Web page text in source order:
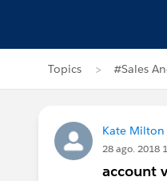
Topics #Sales
Kate Milton
28 ago. 2018
account